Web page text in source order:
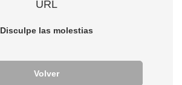
URL
Disculpe las molestias
Volver